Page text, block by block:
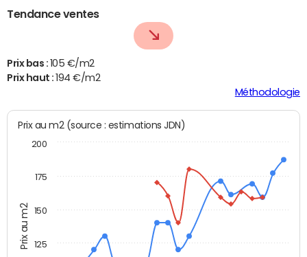
Tendance ventes
Prix bas : 105 €/m2
Prix haut : 194 €/m2
Méthodologie
Prix au m2
Prix au m2 (source : estimations JDN)
125
150
175
200